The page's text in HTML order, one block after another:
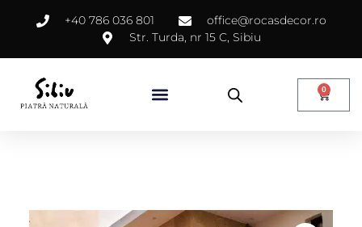
+40 786 036 801
office@rocasdecor.ro
Str. Turda, nr 15 C, Sibiu
0